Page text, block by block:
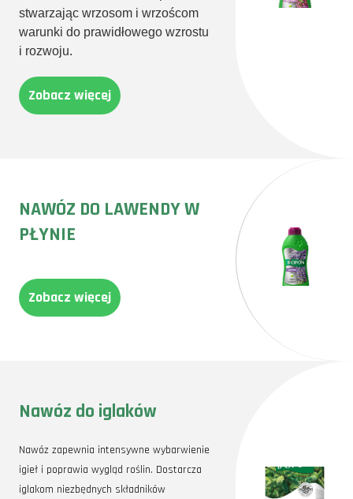
stwarzając wrzosom i wrzoścom
warunki do prawidłowego wzrostu
i rozwoju.
Zobacz więcej
NAWÓZ DO LAWENDY W
PŁYNIE
Zobacz więcej
Nawóz do iglaków
Nawóz zapewnia intensywne wybarwienie
igieł i poprawia wygląd roślin. Dostarcza
iglakom niezbędnych składników